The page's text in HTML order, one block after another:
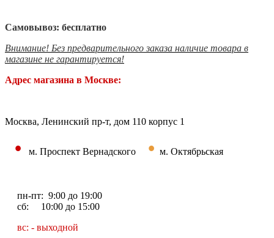
Самовывоз: бесплатно
Внимание! Без предварительного заказа наличие товара в
магазине не гарантируется!
Адрес магазина в Москве:
Москва, Ленинский пр-т, дом 110 корпус 1
• м. Проспект Вернадского • м. Октябрьская
пн-пт: 9:00 до 19:00
сб: 10:00 до 15:00
вс: - выходной